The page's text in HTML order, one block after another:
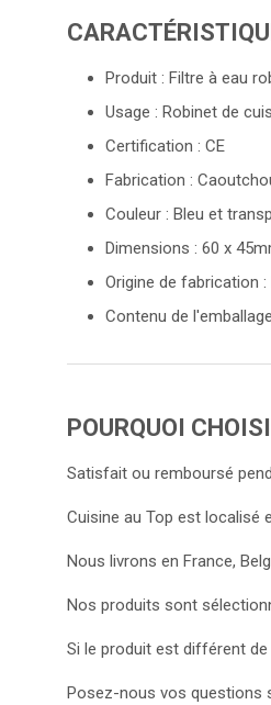
Produit : Filtre à eau
Usage : Robinet de
Certification : CE
Fabrication :
Couleur : Bleu et
Dimensions : 60 x
Origine de fabrication
Contenu de
POURQUOI
Satisfait ou remboursé
Cuisine au Top est localisé
Nous livrons en France,
Nos produits sont
Si le produit est différent
Posez-nous vos questions